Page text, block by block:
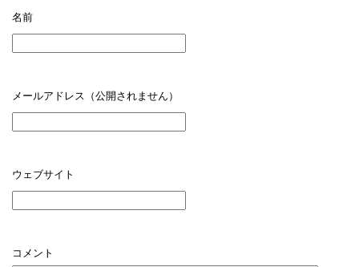
名前
メールアドレス（公開されません）
ウェブサイト
コメント